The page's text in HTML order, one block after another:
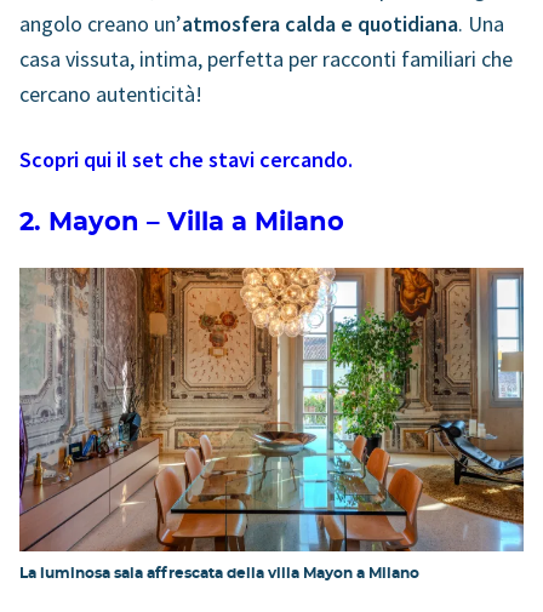
angolo creano un’atmosfera calda e quotidiana. Una
casa vissuta, intima, perfetta per racconti familiari che
cercano autenticità!
Scopri qui il set che stavi cercando.
2. Mayon – Villa a Milano
La luminosa sala affrescata della villa Mayon a Milano